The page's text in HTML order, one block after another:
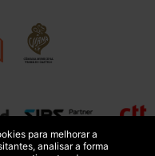
para melhorar a
analisar a forma